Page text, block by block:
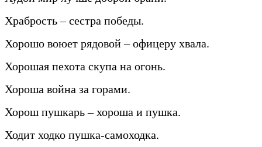
Храбрость – сестра победы.
Хорошо воюет рядовой – офицеру хвала.
Хорошая пехота скупа на огонь.
Хороша война за горами.
Хорош пушкарь – хороша и пушка.
Ходит ходко пушка-самоходка.